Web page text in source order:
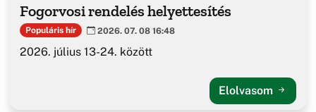
Fogorvosi rendelés helyettesítés
Populáris hír 2026. 07. 08 16:48
2026. július 13-24. között
Elolvasom